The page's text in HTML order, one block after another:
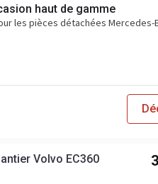
haut de gamme
les pièces détachées Mercedes-
Volvo EC360